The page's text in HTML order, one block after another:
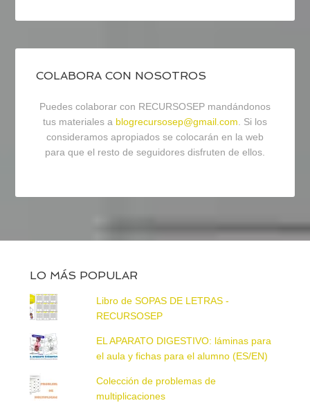
COLABORA CON NOSOTROS
Puedes colaborar con RECURSOSEP mandándonos
tus materiales a blogrecursosep@gmail.com. Si los
consideramos apropiados se colocarán en la web
para que el resto de seguidores disfruten de ellos.
LO MÁS POPULAR
Libro de SOPAS DE LETRAS -
RECURSOSEP
EL APARATO DIGESTIVO: láminas para
el aula y fichas para el alumno (ES/EN)
Colección de problemas de
multiplicaciones